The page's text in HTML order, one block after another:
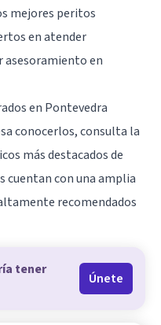
mejores peritos
en atender
asesoramiento en
en Pontevedra
conocerlos, consulta la
más destacados de
cuentan con una amplia
recomendados
tener
Únete